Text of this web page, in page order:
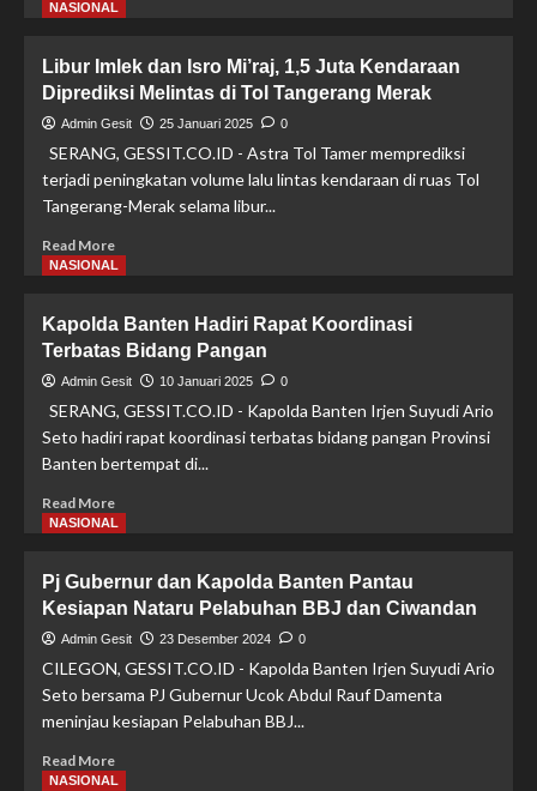
Narkoba
more
Lahir
Pancasila
Momen
Memperkuat
Komitmen
Terhadap
Nilai-
Luhur
Bangsa
NASIONAL
Libur Imlek dan Isro Mi’raj, 1,5 Juta Kendaraan
Diprediksi Melintas di Tol Tangerang Merak
Admin Gesit 25 Januari 2025 0
SERANG, GESSIT.CO.ID - Astra Tol Tamer memprediksi
terjadi peningkatan volume lalu lintas kendaraan di ruas Tol
Tangerang-Merak selama libur...
Read MoreRead
more
Imlek
dan
Isro
Mi’raj,
1,5
Juta
Kendaraan
Melintas
di
Tangerang
Merak
NASIONAL
Kapolda Banten Hadiri Rapat Koordinasi
Terbatas Bidang Pangan
Admin Gesit 10 Januari 2025 0
SERANG, GESSIT.CO.ID - Kapolda Banten Irjen Suyudi Ario
Seto hadiri rapat koordinasi terbatas bidang pangan Provinsi
Banten bertempat di...
Read MoreRead
more
Banten
Hadiri
Rapat
Koordinasi
Terbatas
Bidang
Pangan
NASIONAL
Pj Gubernur dan Kapolda Banten Pantau
Kesiapan Nataru Pelabuhan BBJ dan Ciwandan
Admin Gesit 23 Desember 2024 0
CILEGON, GESSIT.CO.ID - Kapolda Banten Irjen Suyudi Ario
Seto bersama PJ Gubernur Ucok Abdul Rauf Damenta
meninjau kesiapan Pelabuhan BBJ...
Read MoreRead
more
NASIONAL